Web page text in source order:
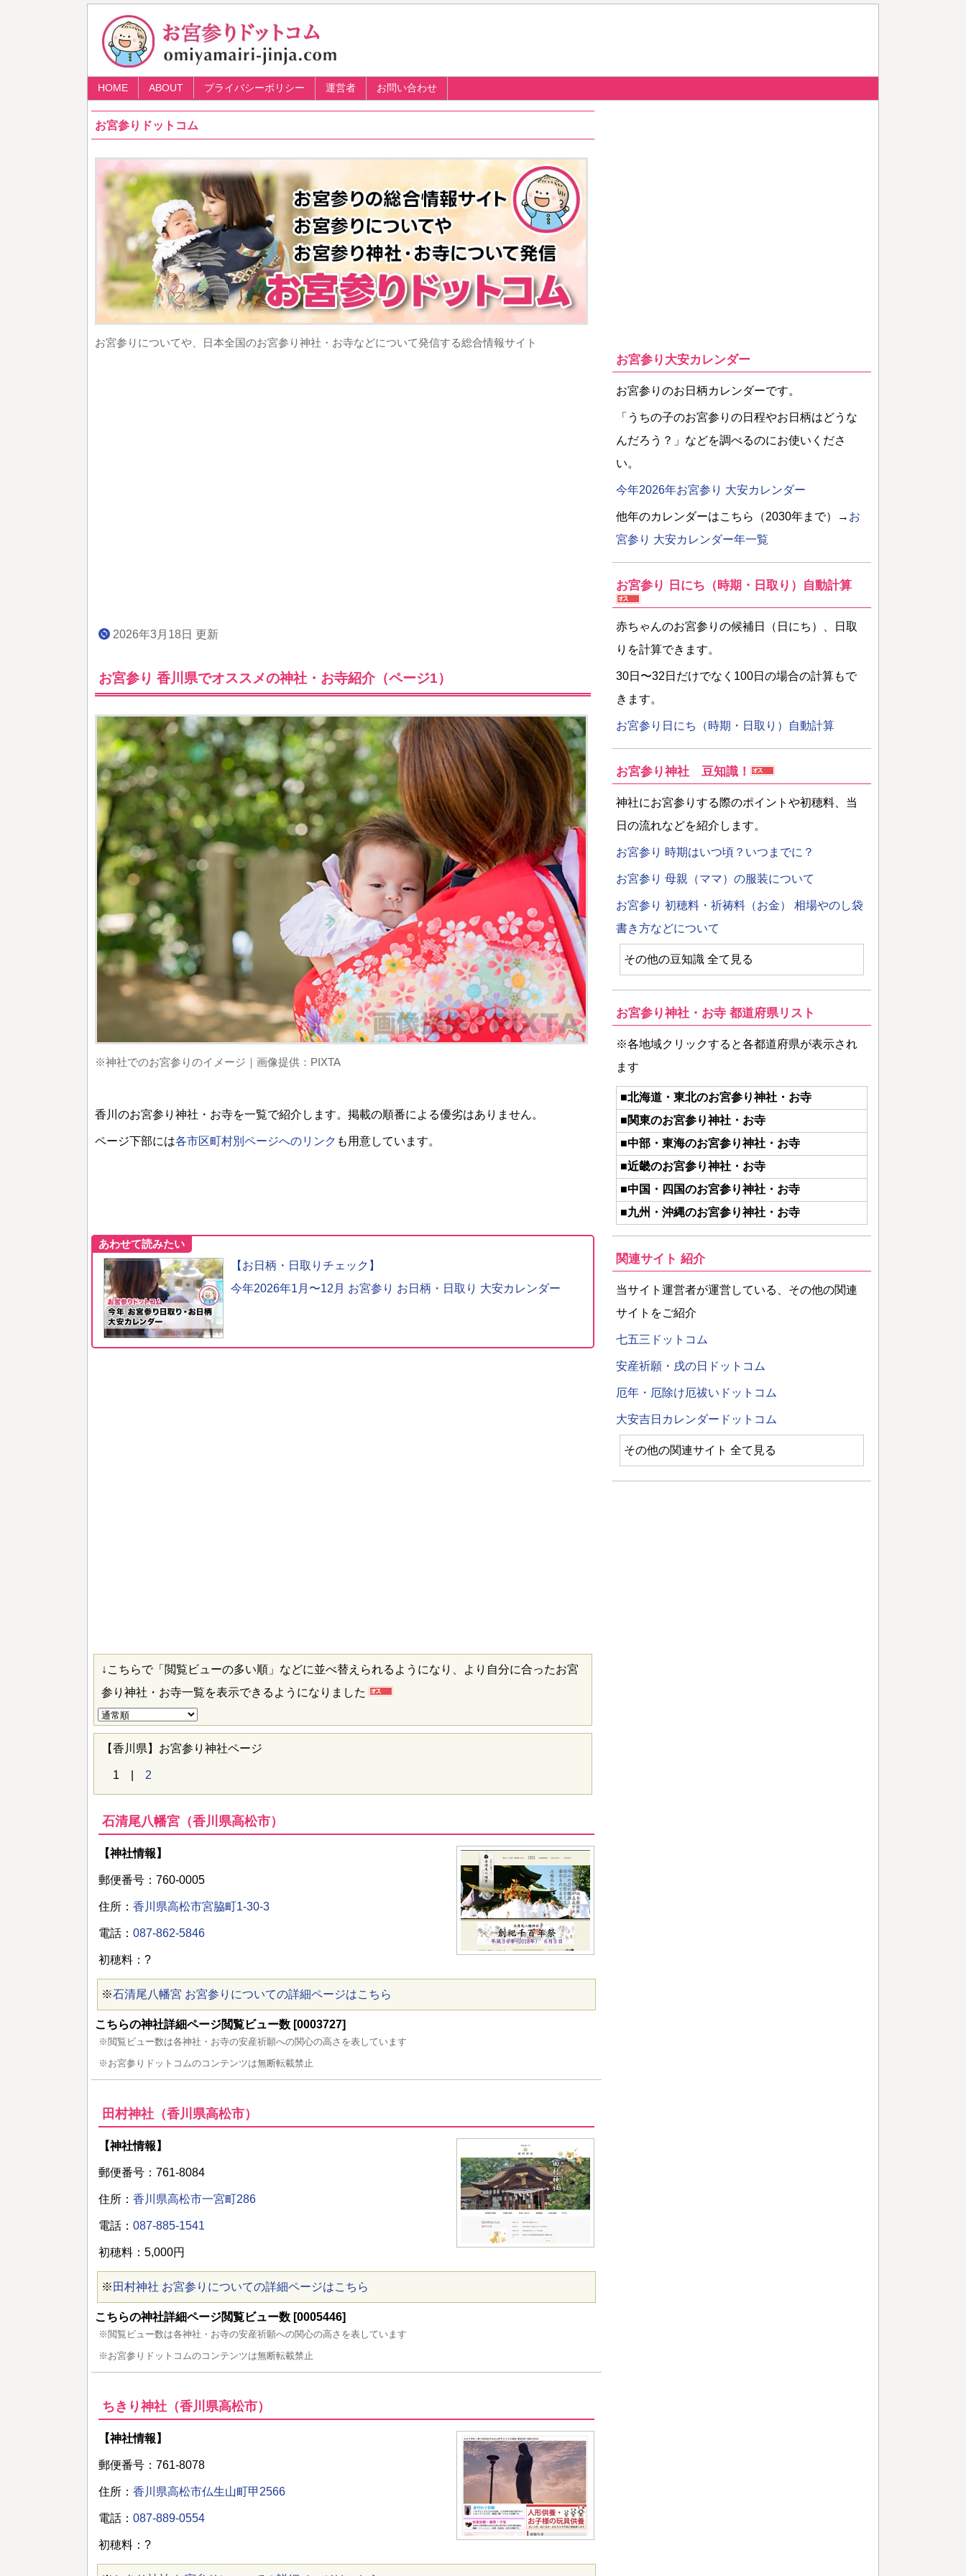
お宮参りドットコム
お宮参りについてや、日本全国のお宮参り神社・お寺などについて発信する総合情報サイト
2026年3月18日 更新
お宮参り 香川県でオススメの神社・お寺紹介（ページ1）
※神社でのお宮参りのイメージ｜画像提供：PIXTA
香川のお宮参り神社・お寺を一覧で紹介します。掲載の順番による優劣はありません。
ページ下部には各市区町村別ページへのリンク も用意しています。
あわせて読みたい
【お日柄・日取りチェック】
今年2026年1月〜12月 お宮参り お日柄・日取り 大安カレンダー
↓こちらで「閲覧ビューの多い順」などに並べ替えられるようになり、より自分に合ったお宮
参り神社・お寺一覧を表示できるようになりました
【香川県】お宮参り神社ページ
1 | 2
石清尾八幡宮（香川県高松市）
【神社情報】
郵便番号：760-0005
住所： 香川県高松市宮脇町1-30-3
電話： 087-862-5846
初穂料：?
※石清尾八幡宮 お宮参りについての詳細ページはこちら
こちらの神社詳細ページ閲覧ビュー数 [0003727]
※閲覧ビュー数は各神社・お寺の安産祈願への関心の高さを表しています
※お宮参りドットコムのコンテンツは無断転載禁止
田村神社（香川県高松市）
【神社情報】
郵便番号：761-8084
住所： 香川県高松市一宮町286
電話： 087-885-1541
初穂料：5,000円
※ 田村神社 お宮参りについての詳細ページはこちら
こちらの神社詳細ページ閲覧ビュー数 [0005446]
※閲覧ビュー数は各神社・お寺の安産祈願への関心の高さを表しています
※お宮参りドットコムのコンテンツは無断転載禁止
ちきり神社（香川県高松市）
【神社情報】
郵便番号：761-8078
住所： 香川県高松市仏生山町甲2566
電話： 087-889-0554
初穂料：?
お宮参り大安カレンダー
お宮参りのお日柄カレンダーです。
「うちの子のお宮参りの日程やお日柄はどうな
んだろう？」などを調べるのにお使いくださ
い。
今年2026年お宮参り 大安カレンダー
他年のカレンダーはこちら（2030年まで）→ お
宮参り 大安カレンダー年一覧
お宮参り 日にち（時期・日取り）自動計算
赤ちゃんのお宮参りの候補日（日にち）、日取
りを計算できます。
30日〜32日だけでなく100日の場合の計算もで
きます。
お宮参り日にち（時期・日取り）自動計算
お宮参り神社 豆知識！
神社にお宮参りする際のポイントや初穂料、当
日の流れなどを紹介します。
お宮参り 時期はいつ頃？いつまでに？
お宮参り 母親（ママ）の服装について
お宮参り 初穂料・祈祷料（お金） 相場やのし袋
書き方などについて
その他の豆知識 全て見る
お宮参り神社・お寺 都道府県リスト
※各地域クリックすると各都道府県が表示され
ます
■北海道・東北のお宮参り神社・お寺
■関東のお宮参り神社・お寺
■中部・東海のお宮参り神社・お寺
■近畿のお宮参り神社・お寺
■中国・四国のお宮参り神社・お寺
■九州・沖縄のお宮参り神社・お寺
関連サイト 紹介
当サイト運営者が運営している、その他の関連
サイトをご紹介
七五三ドットコム
安産祈願・戌の日ドットコム
厄年・厄除け厄祓いドットコム
大安吉日カレンダードットコム
その他の関連サイト 全て見る
HOME ABOUT プライバシーポリシー 運営者 お問い合わせ